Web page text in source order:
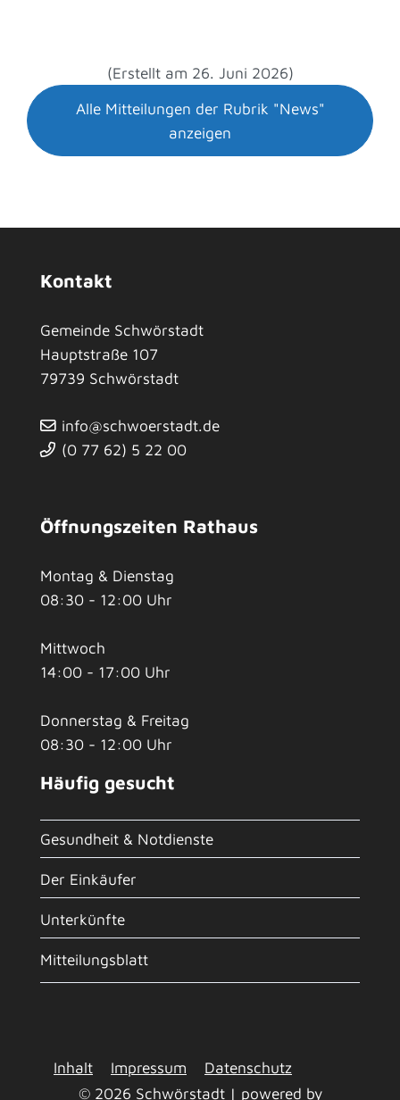
(Erstellt am 26. Juni 2026)
Alle Mitteilungen der Rubrik "News"
anzeigen
Kontakt
Gemeinde Schwörstadt
Hauptstraße 107
79739 Schwörstadt
info@schwoerstadt.de
(0 77 62) 5 22 00
Öffnungszeiten Rathaus
Montag & Dienstag
08:30 - 12:00 Uhr
Mittwoch
14:00 - 17:00 Uhr
Donnerstag & Freitag
08:30 - 12:00 Uhr
Häufig gesucht
Gesundheit & Notdienste
Der Einkäufer
Unterkünfte
Mitteilungsblatt
Inhalt Impressum
Datenschutz
© 2026 Schwörstadt | powered by